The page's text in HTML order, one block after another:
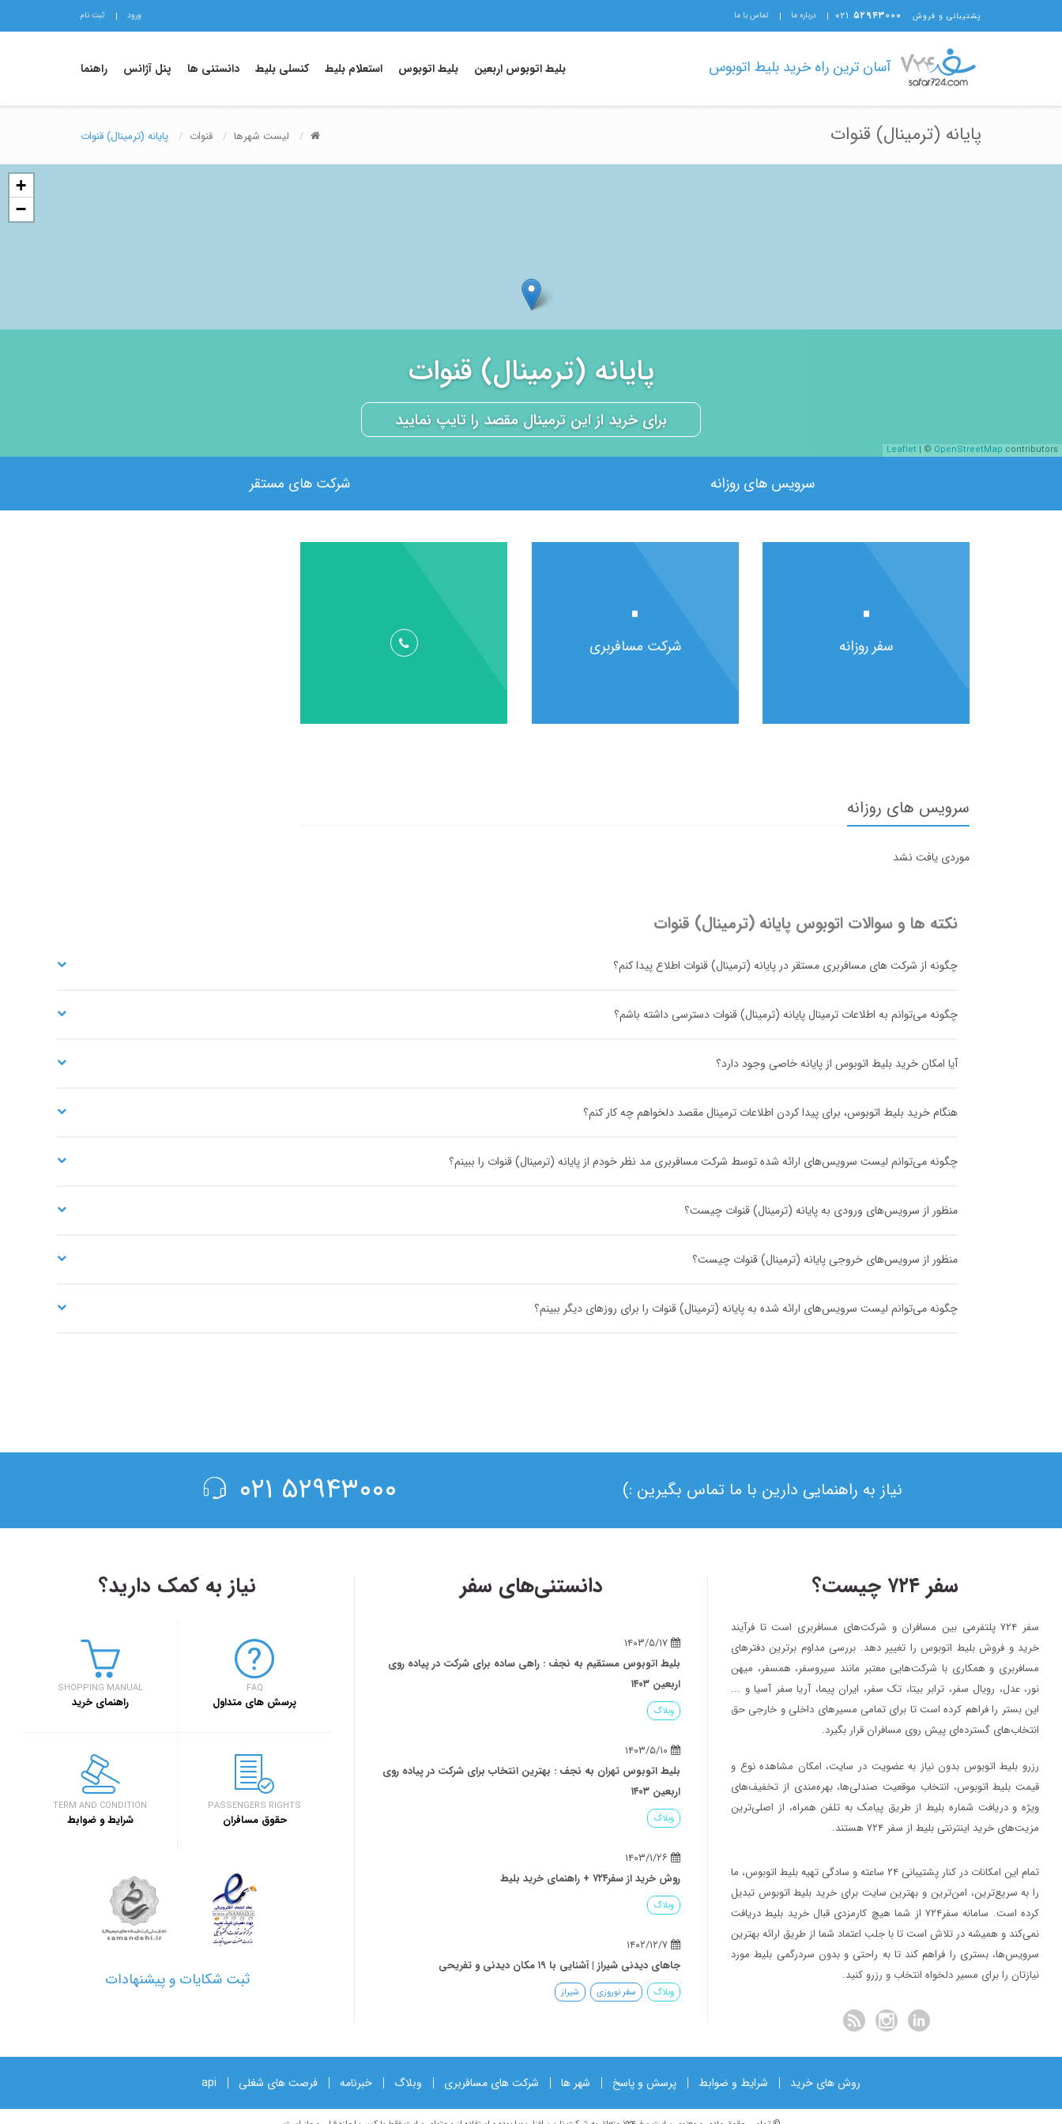
پشتیبانی و فروش ۵۲۹۴۳۰۰۰ ۰۲۱ درباره ما تماس با ما ورود ثبت نام
آسان ترین راه خرید بلیط اتوبوس بلیط اتوبوس اربعین بلیط اتوبوس استعلام بلیط کنسلی بلیط دانستنی ها پنل آژانس راهنما
پایانه (ترمینال) قنوات لیست شهرها قنوات پایانه (ترمینال) قنوات
+
−
Leaflet | © OpenStreetMap contributors
پایانه (ترمینال) قنوات
سرویس های روزانه شرکت های مستقر
۰
سفر روزانه
۰
شرکت مسافربری
سرویس های روزانه
موردی یافت نشد
نکته ها و سوالات اتوبوس پایانه (ترمینال) قنوات
چگونه از شرکت های مسافربری مستقر در پایانه (ترمینال) قنوات اطلاع پیدا کنم؟
چگونه می‌توانم به اطلاعات ترمینال پایانه (ترمینال) قنوات دسترسی داشته باشم؟
آیا امکان خرید بلیط اتوبوس از پایانه خاصی وجود دارد؟
هنگام خرید بلیط اتوبوس، برای پیدا کردن اطلاعات ترمینال مقصد دلخواهم چه کار کنم؟
چگونه می‌توانم لیست سرویس‌های ارائه شده توسط شرکت مسافربری مد نظر خودم از پایانه (ترمینال) قنوات را ببینم؟
منظور از سرویس‌های ورودی به پایانه (ترمینال) قنوات چیست؟
منظور از سرویس‌های خروجی پایانه (ترمینال) قنوات چیست؟
چگونه می‌توانم لیست سرویس‌های ارائه شده به پایانه (ترمینال) قنوات را برای روزهای دیگر ببینم؟
نیاز به راهنمایی دارین با ما تماس بگیرین :) ۵۲۹۴۳۰۰۰ ۰۲۱
سفر ۷۲۴ چیست؟
سفر ۷۲۴ پلتفرمی بین مسافران و شرکت‌های مسافربری است تا فرآیند
خرید و فروش بلیط اتوبوس را تغییر دهد. بررسی مداوم برترین دفترهای
مسافربری و همکاری با شرکت‌هایی معتبر مانند سیروسفر، همسفر، میهن‌
نور، عدل، رویال سفر، ترابر بیتا، تک سفر، ایران پیما، آریا سفر آسیا و ...
این بستر را فراهم کرده است تا برای تمامی مسیرهای داخلی و خارجی حق
انتخاب‌های گسترده‌ای پیش روی مسافران قرار بگیرد.
رزرو بلیط اتوبوس بدون نیاز به عضویت در سایت، امکان مشاهده نوع و
قیمت بلیط اتوبوس، انتخاب موقعیت صندلی‌ها، بهره‌مندی از تخفیف‌های
ویژه و دریافت شماره‌ بلیط از طریق پیامک به تلفن همراه، از اصلی‌ترین
مزیت‌های خرید اینترنتی بلیط از سفر ۷۲۴ هستند.
تمام این امکانات در کنار پشتیبانی‌ ۲۴ ساعته و سادگی تهیه بلیط اتوبوس، ما
را به سریع‌ترین، امن‌ترین و بهترین سایت برای خرید بلیط اتوبوس تبدیل
کرده است. سامانه سفر۷۲۴ از شما هیچ کارمزدی قبال خرید بلیط دریافت
نمی‌کند و همیشه در تلاش است تا با جلب اعتماد شما از طریق ارائه بهترین
سرویس‌ها، بستری را فراهم کند تا به راحتی و بدون سردرگمی بلیط مورد
نیازتان را برای مسیر دلخواه انتخاب و رزرو کنید.
دانستنی‌های سفر
حضور سفر۷۲۴ در دومین رویداد بهار کارآفرینان استارتاپی تبریز
سفر۷۲۴ خبر
۱۳۹۷/۹/۱
اصفهان برگزار خواهد شد.
۱۳۹۷/۱/۲۶
نحوه دریافت ارز مسافرتی از بانک‌ها
خبر
بلیط اتوبوس مستقیم به نجف : راهی ساده برای شرکت در پیاده روی
اربعین ۱۴۰۳
وبلاگ
بلیط اتوبوس تهران به نجف : بهترین انتخاب برای شرکت در پیاده روی
اربعین ۱۴۰۳
وبلاگ
روش خرید از سفر۷۲۴ + راهنمای خرید بلیط
وبلاگ
جاهای دیدنی شیراز | آشنایی با ۱۹ مکان دیدنی و تفریحی
وبلاگ سفر نوروزی شیراز
سفر۷۲۴
اصفهان برگزار
نیاز به کمک دارید؟
SHOPPING MANUAL
راهنمای خرید
FAQ
پرسش های متداول
TERM AND CONDITION
شرایط و ضوابط
PASSENGERS RIGHTS
حقوق مسافران
ثبت شکایات و پیشنهادات
روش های خرید شرایط و ضوابط پرسش و پاسخ شهر ها شرکت های مسافربری وبلاگ خبرنامه فرصت های شغلی api